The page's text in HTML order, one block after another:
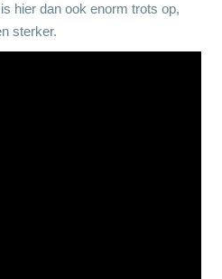
hier dan ook enorm trots op,
sterker.